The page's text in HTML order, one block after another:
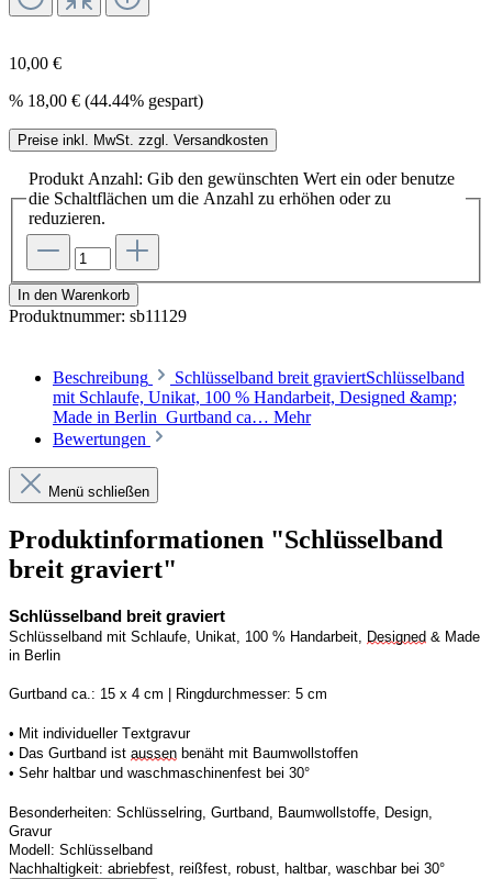
10,00 €
% 18,00 € (44.44% gespart)
Preise inkl. MwSt. zzgl. Versandkosten
Produkt Anzahl: Gib den gewünschten Wert ein oder benutze
die Schaltflächen um die Anzahl zu erhöhen oder zu
reduzieren.
In den Warenkorb
Produktnummer: sb11129
Beschreibung
Schlüsselband breit graviertSchlüsselband
mit Schlaufe, Unikat, 100 % Handarbeit, Designed &amp;
Made in Berlin Gurtband ca… Mehr
Bewertungen
Menü schließen
Produktinformationen "Schlüsselband
breit graviert"
Schlüsselband breit graviert
Schlüsselband mit Schlaufe, Unikat, 100 % Handarbeit, Designed & Made
in Berlin
Gurtband ca.: 15 x 4 cm | Ringdurchmesser: 5 cm
• Mit individueller Textgravur
• Das Gurtband ist aussen benäht mit Baumwollstoffen
• Sehr haltbar und waschmaschinenfest bei 30°
Besonderheiten: Schlüsselring, Gurtband, Baumwollstoffe, Design,
Gravur
Modell: Schlüsselband
Nachhaltigkeit: abriebfest, reißfest, robust, haltbar, waschbar bei 30°